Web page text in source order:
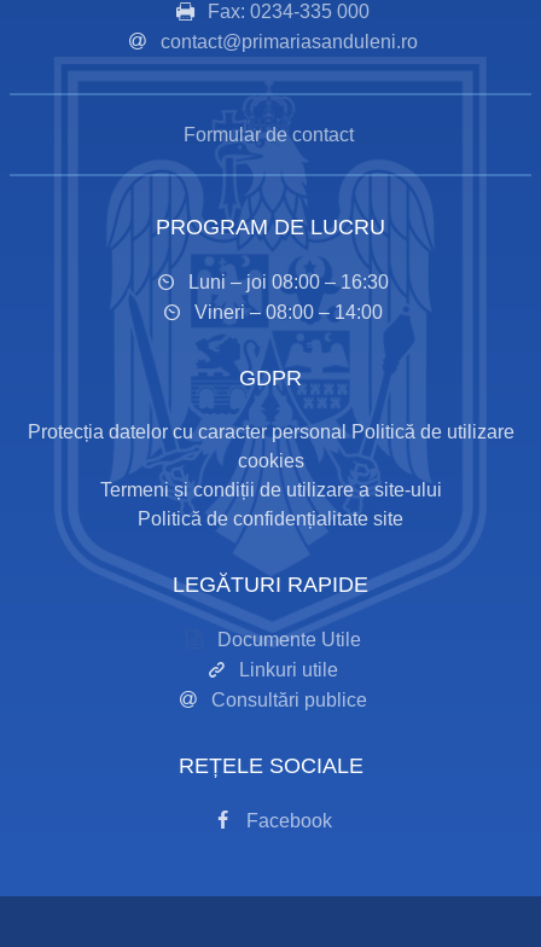
Fax: 0234-335 000
contact@primariasanduleni.ro
Formular de contact
PROGRAM DE LUCRU
Luni – joi 08:00 – 16:30
Vineri – 08:00 – 14:00
GDPR
Protecția datelor cu caracter personal
Politică de utilizare
cookies
Termeni și condiții de utilizare a site-ului
Politică de confidențialitate site
LEGĂTURI RAPIDE
Documente Utile
Linkuri utile
Consultări publice
REȚELE SOCIALE
Facebook